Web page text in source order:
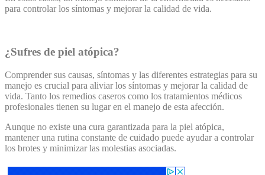
para controlar los síntomas y mejorar la calidad de vida.
¿Sufres de piel atópica?
Comprender sus causas, síntomas y las diferentes estrategias para su
manejo es crucial para aliviar los síntomas y mejorar la calidad de
vida. Tanto los remedios caseros como los tratamientos médicos
profesionales tienen su lugar en el manejo de esta afección.
Aunque no existe una cura garantizada para la piel atópica,
mantener una rutina constante de cuidado puede ayudar a controlar
los brotes y minimizar las molestias asociadas.